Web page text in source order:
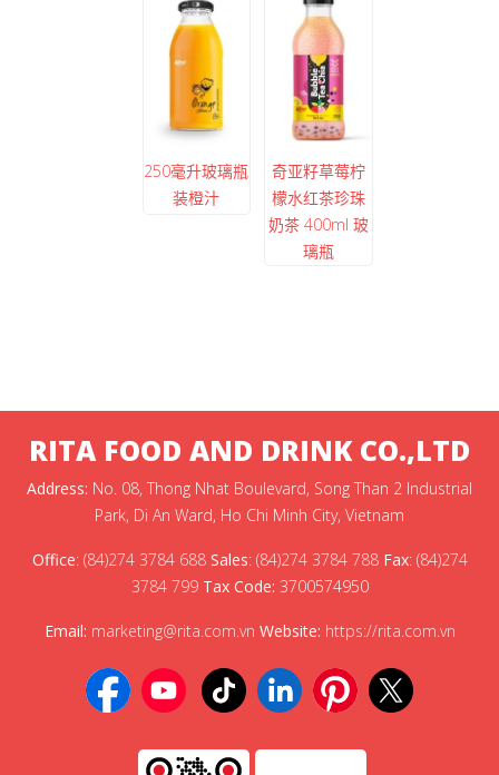
250毫升玻璃瓶
装橙汁
奇亚籽草莓柠
檬水红茶珍珠
奶茶 400ml 玻
璃瓶
RITA FOOD AND DRINK CO.,LTD
Address: No. 08, Thong Nhat Boulevard, Song Than 2 Industrial
Park, Di An Ward, Ho Chi Minh City, Vietnam
Office: (84)274 3784 688 Sales: (84)274 3784 788 Fax: (84)274
3784 799 Tax Code: 3700574950
Email: marketing@rita.com.vn Website: https://rita.com.vn